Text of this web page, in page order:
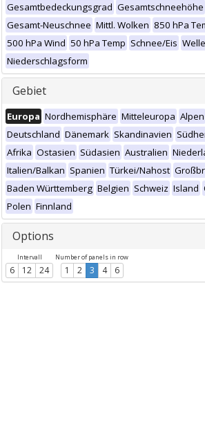
Gesamtbedeckungsgrad Gesamtschneehöhe
Gesamt-Neuschnee Mittl. Wolken 850 hPa
500 hPa Wind 50 hPa Temp Schnee/Eis
Niederschlagsform
Gebiet
Europa Nordhemisphäre Mitteleuropa Alpen
Deutschland Dänemark Skandinavien
Afrika Ostasien Südasien Australien
Italien/Balkan Spanien Türkei/Nahost
Baden Württemberg Belgien Schweiz Island
Polen Finnland
Options
Intervall
6 12 24
Number of panels in row
1 2 3 4 6